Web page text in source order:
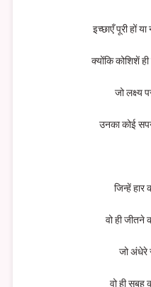
इच्छाएँ पूरी हों
क्योंकि कोशिशें
जो लक्ष्य
उनका कोई
जिन्हें हार
वो ही जीतने
जो अंधेरे
वो ही सुबह